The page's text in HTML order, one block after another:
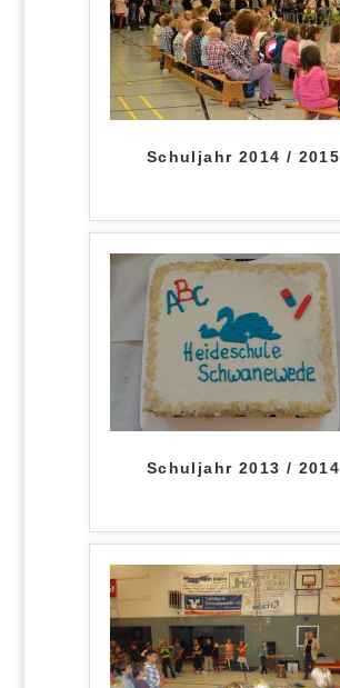
Schuljahr 2014 / 2015
Schuljahr 2013 / 2014